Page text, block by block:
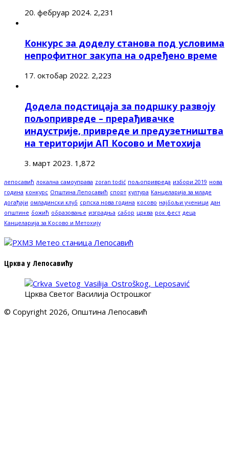
20. фебруар 2024. 2,231
Конкурс за доделу станова под условима
непрофитног закупа на одређено време
17. октобар 2022. 2,223
Додела подстицаја за подршку развоју
пољопривреде – прерађивачке
индустрије, привреде и предузетништва
на територији АП Косово и Метохија
3. март 2023. 1,872
лепосавић локална самоуправа zoran todić пољопривреда избори 2019 нова
година конкурс Општина Лепосавић спорт култура Канцеларија за младе
догађаји омладински клуб српска нова година косово најбољи ученици дан
општине божић образовање изградња сабор црква рок фест деца
Канцеларија за Косово и Метохију
Црква у Лепосавићу
Црква Светог Василија Острошког
© Copyright 2026, Општина Лепосавић